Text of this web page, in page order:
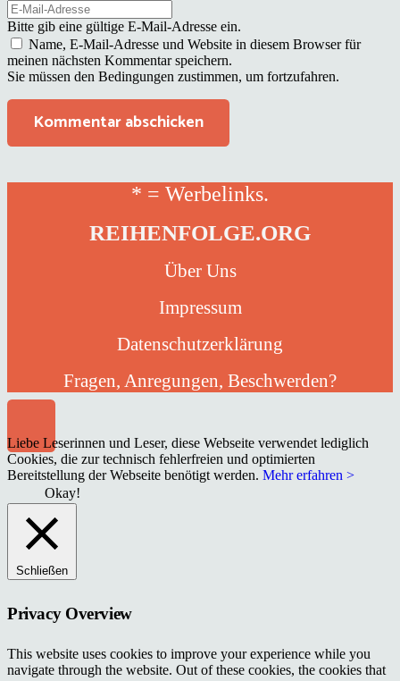
Bitte gib eine gültige E-Mail-Adresse ein.
Name, E-Mail-Adresse und Website in diesem Browser für
meinen nächsten Kommentar speichern.
Sie müssen den Bedingungen zustimmen, um fortzufahren.
Kommentar abschicken
* = Werbelinks.
REIHENFOLGE.ORG
Über Uns
Impressum
Datenschutzerklärung
Fragen, Anregungen, Beschwerden?
Liebe Leserinnen und Leser, diese Webseite verwendet lediglich
Cookies, die zur technisch fehlerfreien und optimierten
Bereitstellung der Webseite benötigt werden. Mehr erfahren >
Okay!
Schließen
Privacy Overview
This website uses cookies to improve your experience while you
navigate through the website. Out of these cookies, the cookies that